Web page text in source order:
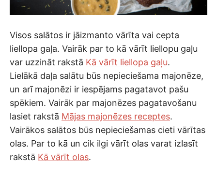
Visos salātos ir jāizmanto vārīta vai cepta
liellopa gaļa. Vairāk par to kā vārīt liellopu gaļu
var uzzināt rakstā Kā vārīt liellopa gaļu.
Lielākā daļa salātu būs nepieciešama majonēze,
un arī majonēzi ir iespējams pagatavot pašu
spēkiem. Vairāk par majonēzes pagatavošanu
lasiet rakstā Mājas majonēzes receptes.
Vairākos salātos būs nepieciešamas cieti vārītas
olas. Par to kā un cik ilgi vārīt olas varat izlasīt
rakstā Kā vārīt olas.